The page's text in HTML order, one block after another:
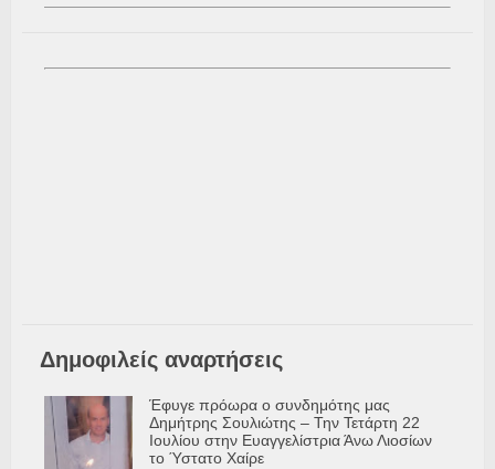
Δημοφιλείς αναρτήσεις
Έφυγε πρόωρα ο συνδημότης μας
Δημήτρης Σουλιώτης – Την Τετάρτη 22
Ιουλίου στην Ευαγγελίστρια Άνω Λιοσίων
το Ύστατο Χαίρε